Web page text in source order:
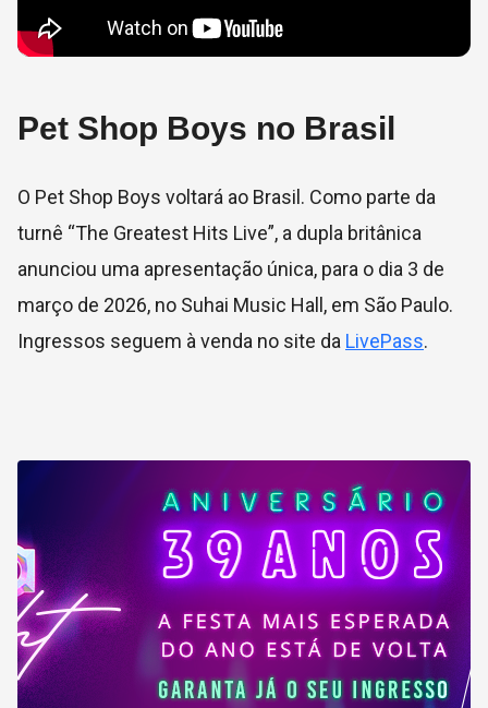
Pet Shop Boys no Brasil
O Pet Shop Boys voltará ao Brasil. Como parte da
turnê “The Greatest Hits Live”, a dupla britânica
anunciou uma apresentação única, para o dia 3 de
março de 2026, no Suhai Music Hall, em São Paulo.
Ingressos seguem à venda no site da LivePass.